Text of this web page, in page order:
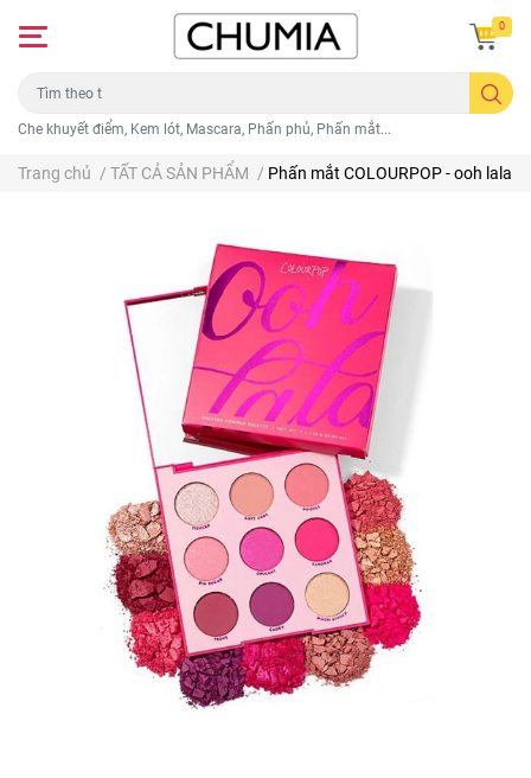
Che khuyết điểm, Kem lót, Mascara, Phấn phủ, Phấn mắt...
0
Trang chủ / TẤT CẢ SẢN PHẨM / Phấn mắt COLOURPOP - ooh lala